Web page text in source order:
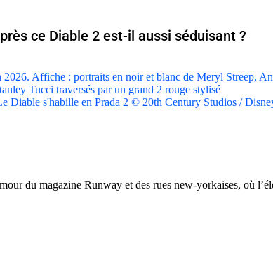
ce Diable 2 est-il aussi séduisant ?
Diable s'habille en Prada 2 © 20th Century Studios /
du magazine Runway et des rues new-yorkaises, où